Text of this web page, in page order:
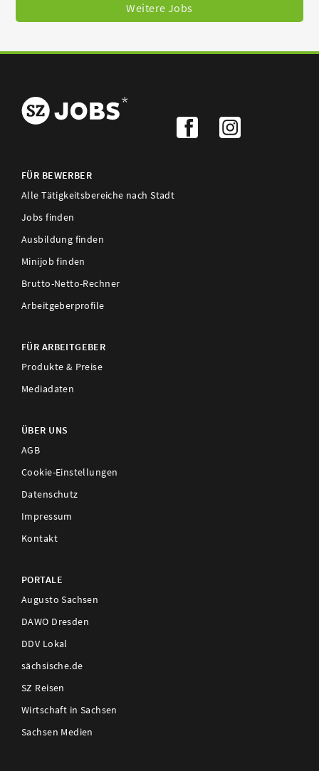
Weitere Jobs
FÜR BEWERBER
Alle Tätigkeitsbereiche nach Stadt
Jobs finden
Ausbildung finden
Minijob finden
Brutto-Netto-Rechner
Arbeitgeberprofile
FÜR ARBEITGEBER
Produkte & Preise
Mediadaten
ÜBER UNS
AGB
Cookie-Einstellungen
Datenschutz
Impressum
Kontakt
PORTALE
Augusto Sachsen
DAWO Dresden
DDV Lokal
sächsische.de
SZ Reisen
Wirtschaft in Sachsen
Sachsen Medien